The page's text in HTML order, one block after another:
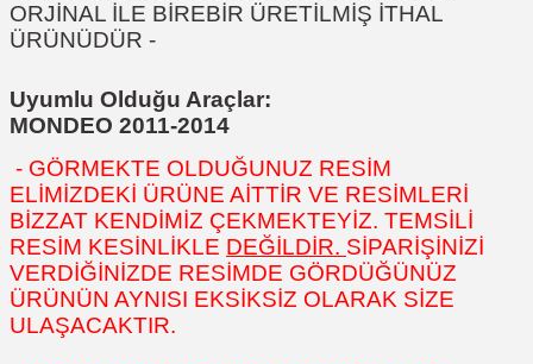
ORJİNAL İLE BİREBİR ÜRETİLMİŞ İTHAL
ÜRÜNÜDÜR -
Uyumlu Olduğu Araçlar:
MONDEO 2011-2014
- GÖRMEKTE OLDUĞUNUZ RESİM
ELİMİZDEKİ ÜRÜNE AİTTİR VE RESİMLERİ
BİZZAT KENDİMİZ ÇEKMEKTEYİZ. TEMSİLİ
RESİM KESİNLİKLE DEĞİLDİR. SİPARİŞİNİZİ
VERDİĞİNİZDE RESİMDE GÖRDÜĞÜNÜZ
ÜRÜNÜN AYNISI EKSİKSİZ OLARAK SİZE
ULAŞACAKTIR.